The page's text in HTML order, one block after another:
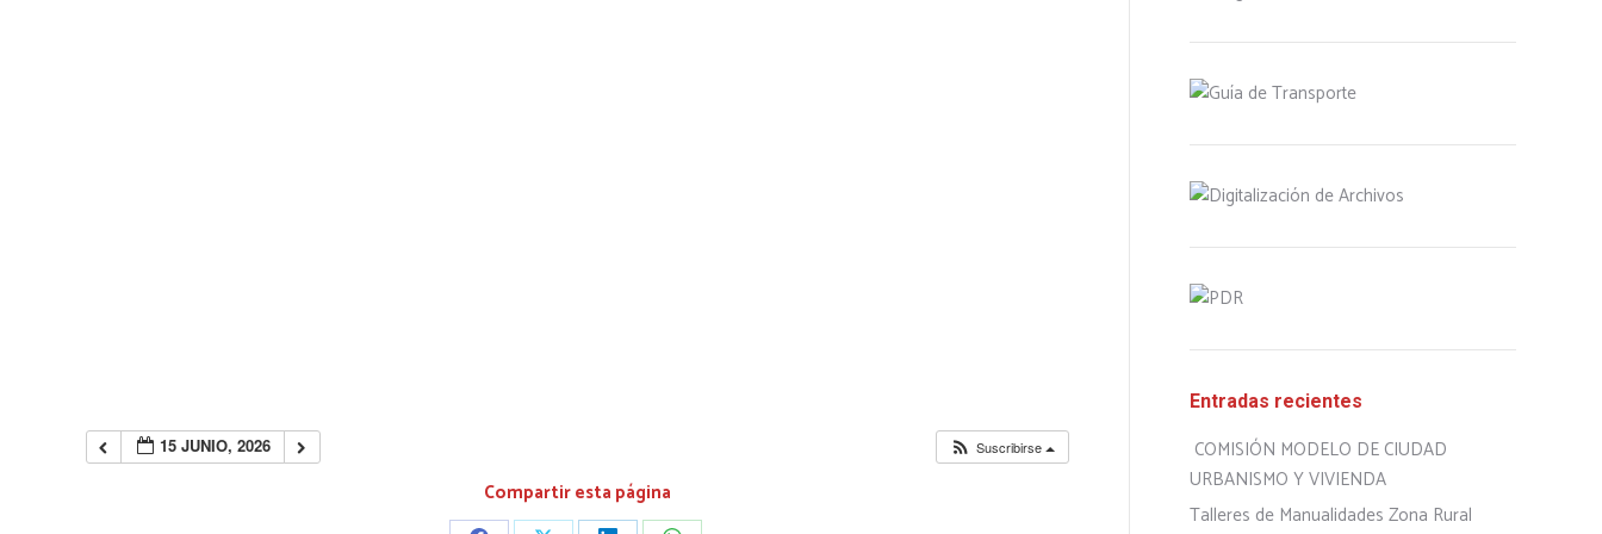
15 JUNIO, 2026 Suscribirse
Compartir esta página
Entradas recientes
COMISIÓN MODELO DE CIUDAD
URBANISMO Y VIVIENDA
Talleres de Manualidades Zona Rural